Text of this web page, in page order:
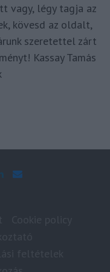
vagy, légy tagja az
kövesd az oldalt,
szeretettel zárt
Kassay Tamás
feltételek